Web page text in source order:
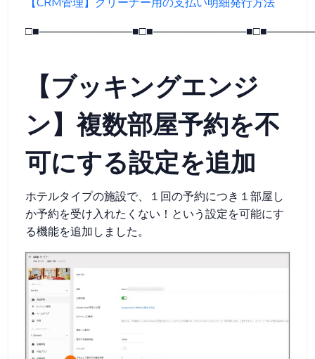
【ブッキングエンジ
ン】複数部屋予約を不
可にする設定を追加
ホテルタイプの施設で、１回の予約につき１部屋し
か予約を受け入れたくない！という設定を可能にす
る機能を追加しました。